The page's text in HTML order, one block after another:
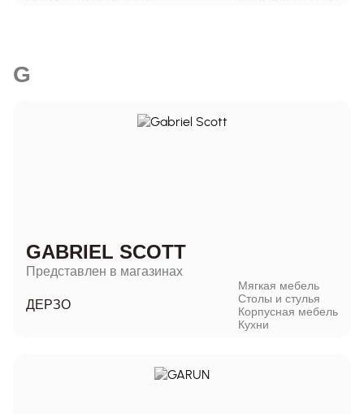
G
GABRIEL SCOTT
Представлен в магазинах
ДЕРЗО
Мягкая мебель
Столы и стулья
Корпусная мебель
Кухни